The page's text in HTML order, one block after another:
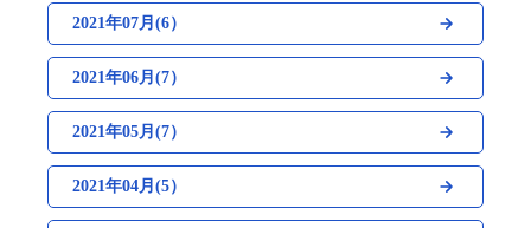
2021年07月(6）
2021年06月(7）
2021年05月(7）
2021年04月(5）